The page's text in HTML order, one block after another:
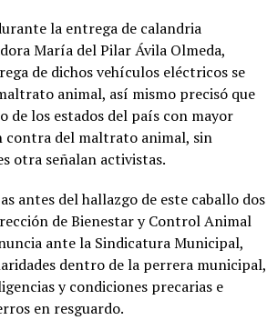
la entrega de calandria
María del Pilar Ávila Olmeda,
de dichos vehículos eléctricos se
animal, así mismo precisó que
de los estados del país con mayor
contra del maltrato animal, sin
otra señalan activistas.
antes del hallazgo de este caballo dos
de Bienestar y Control Animal
ante la Sindicatura Municipal,
dentro de la perrera municipal,
y condiciones precarias e
en resguardo.